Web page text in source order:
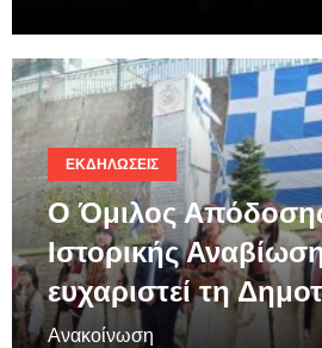
ΕΚΔΗΛΏΣΕΙΣ
Ο Όμιλος
Ιστορικής
ευχαριστεί τη
Ανακοίνωση